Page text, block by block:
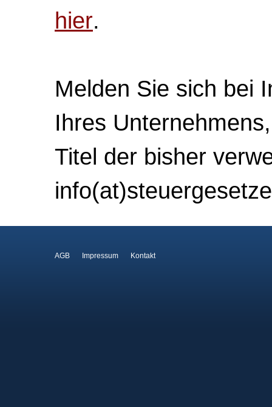
hier.
Melden Sie sich bei
Ihres
Titel der bisher
AGB Impressum Kontakt